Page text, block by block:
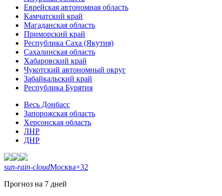
Еврейская автономная область
Камчатский край
Магаданская область
Приморский край
Республика Саха (Якутия)
Сахалинская область
Хабаровский край
Чукотский автономный округ
Забайкальский край
Республика Бурятия
Весь Донбасс
Запорожская область
Херсонская область
ЛНР
ДНР
sun-rain-cloudМосква+32
Прогноз на 7 дней